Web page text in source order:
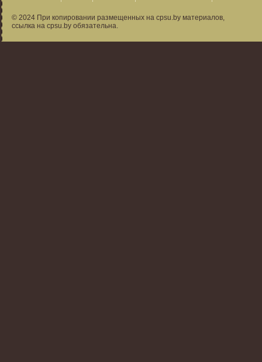
© 2024 При копировании размещенных на cpsu.by материалов,
ссылка на cpsu.by обязательна.